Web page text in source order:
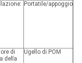
Portatile/appoggio
di
della
Ugello di POM